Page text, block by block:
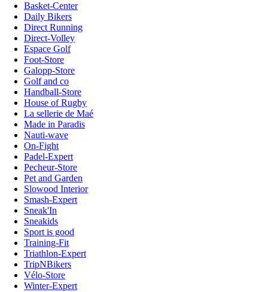
Basket-Center
Daily Bikers
Direct Running
Direct-Volley
Espace Golf
Foot-Store
Galopp-Store
Golf and co
Handball-Store
House of Rugby
La sellerie de Maé
Made in Paradis
Nauti-wave
On-Fight
Padel-Expert
Pecheur-Store
Pet and Garden
Slowood Interior
Smash-Expert
Sneak'In
Sneakids
Sport is good
Training-Fit
Triathlon-Expert
TripNBikers
Vélo-Store
Winter-Expert